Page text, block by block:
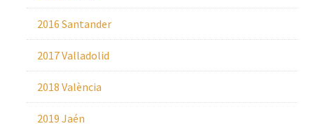
2016 Santander
2017 Valladolid
2018 València
2019 Jaén